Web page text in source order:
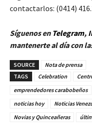
contactarlos: (0414)
Síguenos en Telegram,
mantenerte al día con
SOURCE
Nota de prensa
TAGS
Celebration
emprendedores carabobeños
noticias hoy
Noticias
Novias y Quinceañeras